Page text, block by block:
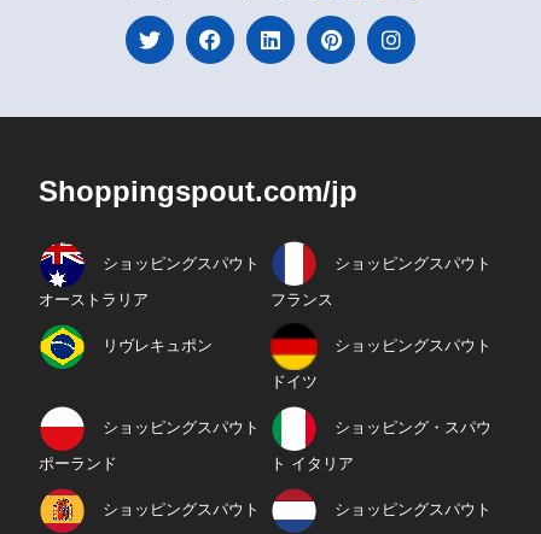
Shoppingspout.com/jp
ショッピングスパウト
オーストラリア
ショッピングスパウト
フランス
リヴレキュポン ショッピングスパウト
ドイツ
ショッピングスパウト
ポーランド
ショッピング・スパウ
ト イタリア
ショッピングスパウト ショッピングスパウト